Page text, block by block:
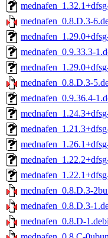
mednafen_0.8.D.3-
mednafen_0.9.33.3-
mednafen_0.8.D.3-
mednafen_0.9.36.4-
mednafen_0.8.D.3-
mednafen_0.8.D.3-
mednafen_0.8.D-